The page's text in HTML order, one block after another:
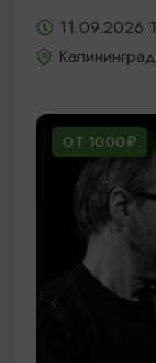
11.09.2026
ОТ 1000₽